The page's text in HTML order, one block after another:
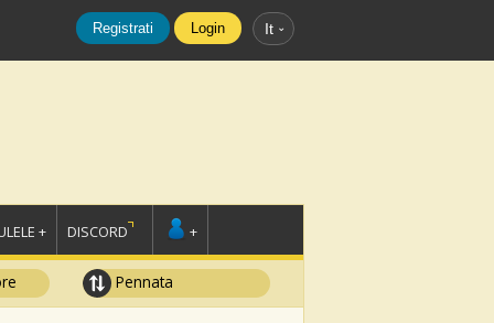
Registrati Login It
+ DISCORD +
Pennata